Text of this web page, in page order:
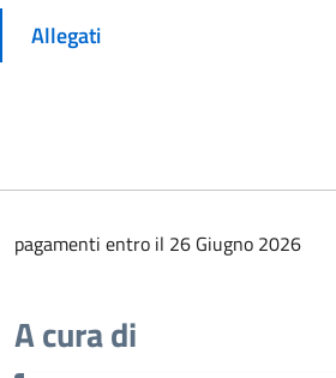
Allegati
pagamenti entro il 26 Giugno 2026
A cura di